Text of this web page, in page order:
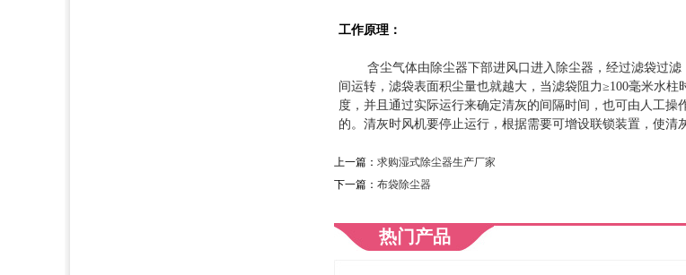
工作原理：
含尘气体由除尘器下部进风口进入除尘器，经过滤袋过滤
间运转，滤袋表面积尘量也就越大，当滤袋阻力≥100毫米水柱
度，并且通过实际运行来确定清灰的间隔时间，也可由人工
的。清灰时风机要停止运行，根据需要可增设联锁装置，使清
上一篇： 求购湿式除尘器生产厂家
下一篇： 布袋除尘器
热门产品